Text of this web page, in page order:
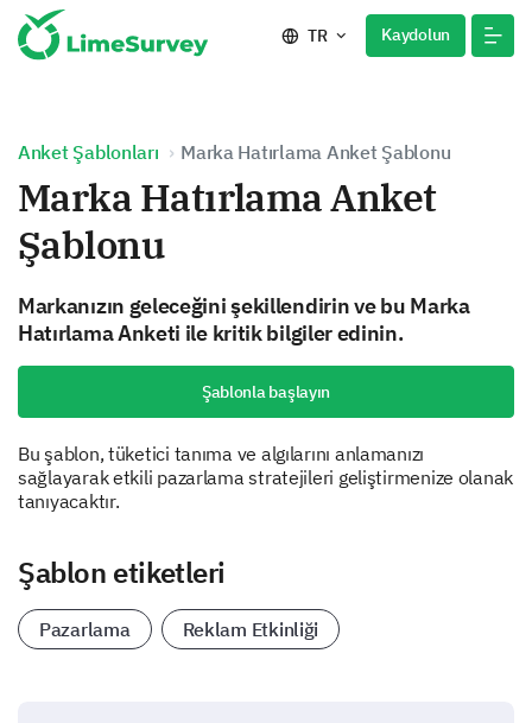
TR Kaydolun
Anket Şablonları Marka Hatırlama Anket Şablonu
Marka Hatırlama Anket
Şablonu
Markanızın geleceğini şekillendirin ve bu Marka
Hatırlama Anketi ile kritik bilgiler edinin.
Şablonla başlayın
Bu şablon, tüketici tanıma ve algılarını anlamanızı
sağlayarak etkili pazarlama stratejileri geliştirmenize olanak
tanıyacaktır.
Şablon etiketleri
Pazarlama Reklam Etkinliği